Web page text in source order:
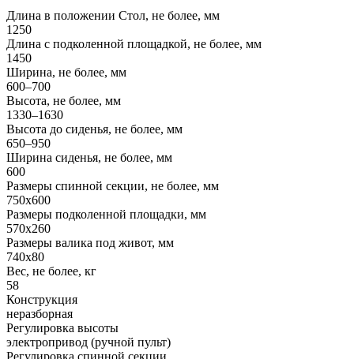
Длина в положении Стол, не более, мм
1250
Длина с подколенной площадкой, не более, мм
1450
Ширина, не более, мм
600–700
Высота, не более, мм
1330–1630
Высота до сиденья, не более, мм
650–950
Ширина сиденья, не более, мм
600
Размеры спинной секции, не более, мм
750х600
Размеры подколенной площадки, мм
570х260
Размеры валика под живот, мм
740х80
Вес, не более, кг
58
Конструкция
неразборная
Регулировка высоты
электропривод (ручной пульт)
Регулировка спинной секции